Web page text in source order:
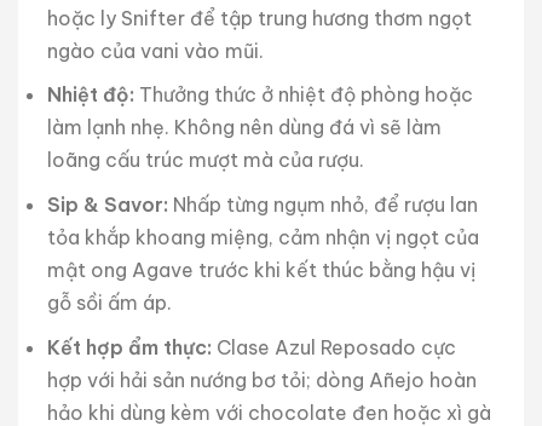
hoặc ly Snifter để tập trung hương thơm ngọt
ngào của vani vào mũi.
Nhiệt độ: Thưởng thức ở nhiệt độ phòng hoặc
làm lạnh nhẹ. Không nên dùng đá vì sẽ làm
loãng cấu trúc mượt mà của rượu.
Sip & Savor: Nhấp từng ngụm nhỏ, để rượu lan
tỏa khắp khoang miệng, cảm nhận vị ngọt của
mật ong Agave trước khi kết thúc bằng hậu vị
gỗ sồi ấm áp.
Kết hợp ẩm thực: Clase Azul Reposado cực
hợp với hải sản nướng bơ tỏi; dòng Añejo hoàn
hảo khi dùng kèm với chocolate đen hoặc xì gà